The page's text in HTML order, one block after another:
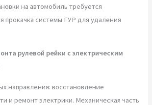
на автомобиль требуется
прокачка системы ГУР для удаления
рулевой рейки с электрическим
направления: восстановление
и ремонт электрики. Механическая часть